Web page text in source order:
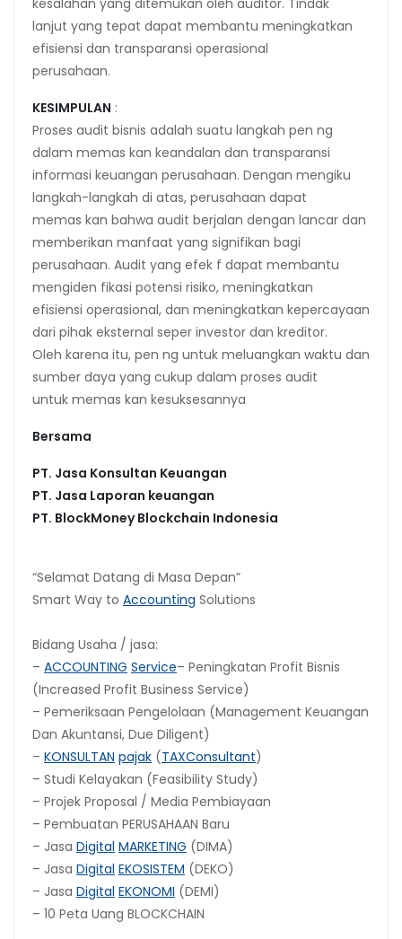
lanjut yang tepat dapat membantu meningkatkan
efisiensi dan transparansi operasional
perusahaan.
KESIMPULAN :
Proses audit bisnis adalah suatu langkah pen ng
dalam memas kan keandalan dan transparansi
informasi keuangan perusahaan. Dengan mengiku
langkah-langkah di atas, perusahaan dapat
memas kan bahwa audit berjalan dengan lancar dan
memberikan manfaat yang signifikan bagi
perusahaan. Audit yang efek f dapat membantu
mengiden fikasi potensi risiko, meningkatkan
efisiensi operasional, dan meningkatkan kepercayaan
dari pihak eksternal seper investor dan kreditor.
Oleh karena itu, pen ng untuk meluangkan waktu dan
sumber daya yang cukup dalam proses audit
untuk memas kan kesuksesannya
Bersama
PT. Jasa Konsultan Keuangan
PT. Jasa Laporan keuangan
PT. BlockMoney Blockchain Indonesia
“Selamat Datang di Masa Depan”
Smart Way to Accounting Solutions
Bidang Usaha / jasa:
– ACCOUNTING Service– Peningkatan Profit Bisnis
(Increased Profit Business Service)
– Pemeriksaan Pengelolaan (Management Keuangan
Dan Akuntansi, Due Diligent)
– KONSULTAN pajak (TAXConsultant)
– Studi Kelayakan (Feasibility Study)
– Projek Proposal / Media Pembiayaan
– Pembuatan PERUSAHAAN Baru
– Jasa Digital MARKETING (DIMA)
– Jasa Digital EKOSISTEM (DEKO)
– Jasa Digital EKONOMI (DEMI)
– 10 Peta Uang BLOCKCHAIN